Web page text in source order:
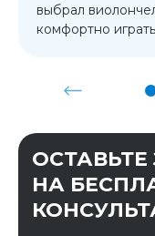
выбрал
комфортно
ОСТАВЬТЕ
НА